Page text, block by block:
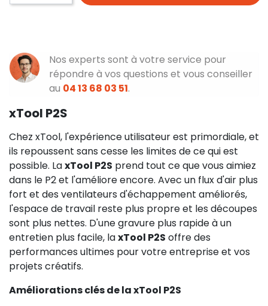
Nos experts sont à votre service pour
répondre à vos questions et vous conseiller
au 04 13 68 03 51.
xTool P2S
Chez xTool, l'expérience utilisateur est primordiale, et
ils repoussent sans cesse les limites de ce qui est
possible. LaxTool P2S prend tout ce que vous aimiez
dans le P2 et l'améliore encore. Avec un flux d'air plus
fort et des ventilateurs d'échappement améliorés,
l'espace de travail reste plus propre et les découpes
sont plus nettes. D'une gravure plus rapide à un
entretien plus facile, laxTool P2S offre des
performances ultimes pour votre entreprise et vos
projets créatifs.
Améliorations clés de la xTool P2S